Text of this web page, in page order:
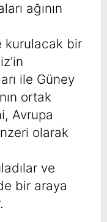
ağının
kurulacak bir
ile Güney
ortak
Avrupa
olarak
ve
bir araya